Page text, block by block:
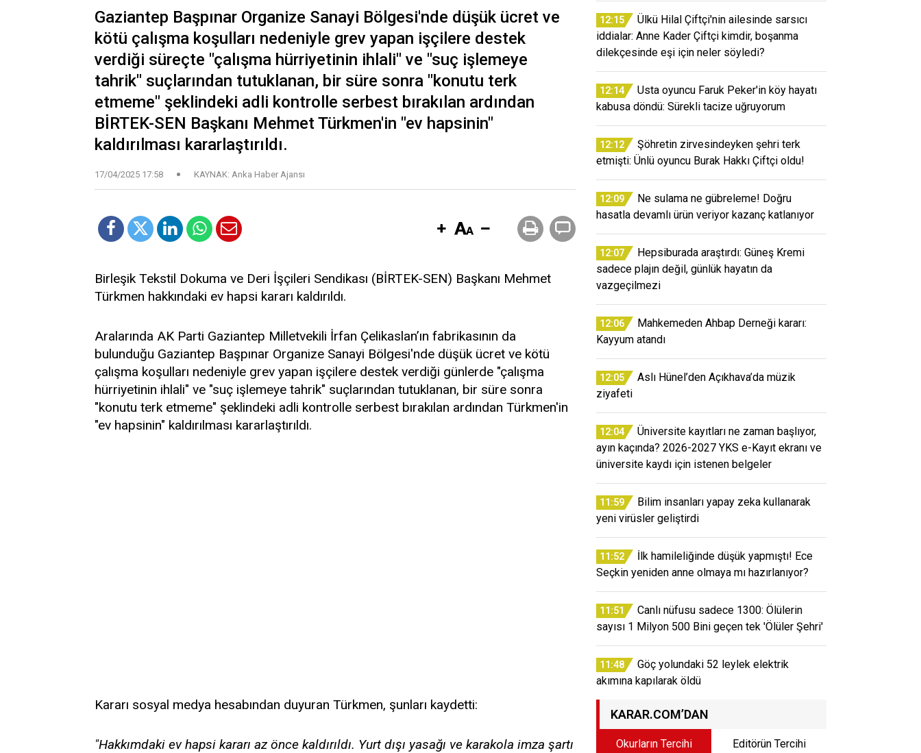
Gaziantep Başpınar Organize Sanayi Bölgesi'nde düşük ücret ve
kötü çalışma koşulları nedeniyle grev yapan işçilere destek
verdiği süreçte "çalışma hürriyetinin ihlali" ve "suç işlemeye
tahrik" suçlarından tutuklanan, bir süre sonra "konutu terk
etmeme" şeklindeki adli kontrolle serbest bırakılan ardından
BİRTEK-SEN Başkanı Mehmet Türkmen'in "ev hapsinin"
kaldırılması kararlaştırıldı.
17/04/2025 17:58 KAYNAK: Anka Haber Ajansı
Birleşik Tekstil Dokuma ve Deri İşçileri Sendikası (BİRTEK-SEN) Başkanı Mehmet
Türkmen hakkındaki ev hapsi kararı kaldırıldı.
Aralarında AK Parti Gaziantep Milletvekili İrfan Çelikaslan’ın fabrikasının da
bulunduğu Gaziantep Başpınar Organize Sanayi Bölgesi'nde düşük ücret ve kötü
çalışma koşulları nedeniyle grev yapan işçilere destek verdiği günlerde "çalışma
hürriyetinin ihlali" ve "suç işlemeye tahrik" suçlarından tutuklanan, bir süre sonra
"konutu terk etmeme" şeklindeki adli kontrolle serbest bırakılan ardından Türkmen'in
"ev hapsinin" kaldırılması kararlaştırıldı.
Kararı sosyal medya hesabından duyuran Türkmen, şunları kaydetti:
"Hakkımdaki ev hapsi kararı az önce kaldırıldı. Yurt dışı yasağı ve karakola imza şartı
12:15
Ülkü Hilal Çiftçi'nin ailesinde sarsıcı
iddialar: Anne Kader Çiftçi kimdir, boşanma
dilekçesinde eşi için neler söyledi?
12:14
Usta oyuncu Faruk Peker'in köy hayatı
kabusa döndü: Sürekli tacize uğruyorum
12:12
Şöhretin zirvesindeyken şehri terk
etmişti: Ünlü oyuncu Burak Hakkı Çiftçi oldu!
12:09
Ne sulama ne gübreleme! Doğru
hasatla devamlı ürün veriyor kazanç katlanıyor
12:07
Hepsiburada araştırdı: Güneş Kremi
sadece plajın değil, günlük hayatın da
vazgeçilmezi
12:06
Mahkemeden Ahbap Derneği kararı:
Kayyum atandı
12:05
Aslı Hünel’den Açıkhava’da müzik
ziyafeti
12:04
Üniversite kayıtları ne zaman başlıyor,
ayın kaçında? 2026-2027 YKS e-Kayıt ekranı ve
üniversite kaydı için istenen belgeler
11:59
Bilim insanları yapay zeka kullanarak
yeni virüsler geliştirdi
11:52
İlk hamileliğinde düşük yapmıştı! Ece
Seçkin yeniden anne olmaya mı hazırlanıyor?
11:51
Canlı nüfusu sadece 1300: Ölülerin
sayısı 1 Milyon 500 Bini geçen tek 'Ölüler Şehri'
11:48
Göç yolundaki 52 leylek elektrik
akımına kapılarak öldü
KARAR.COM’DAN
Okurların Tercihi Editörün Tercihi